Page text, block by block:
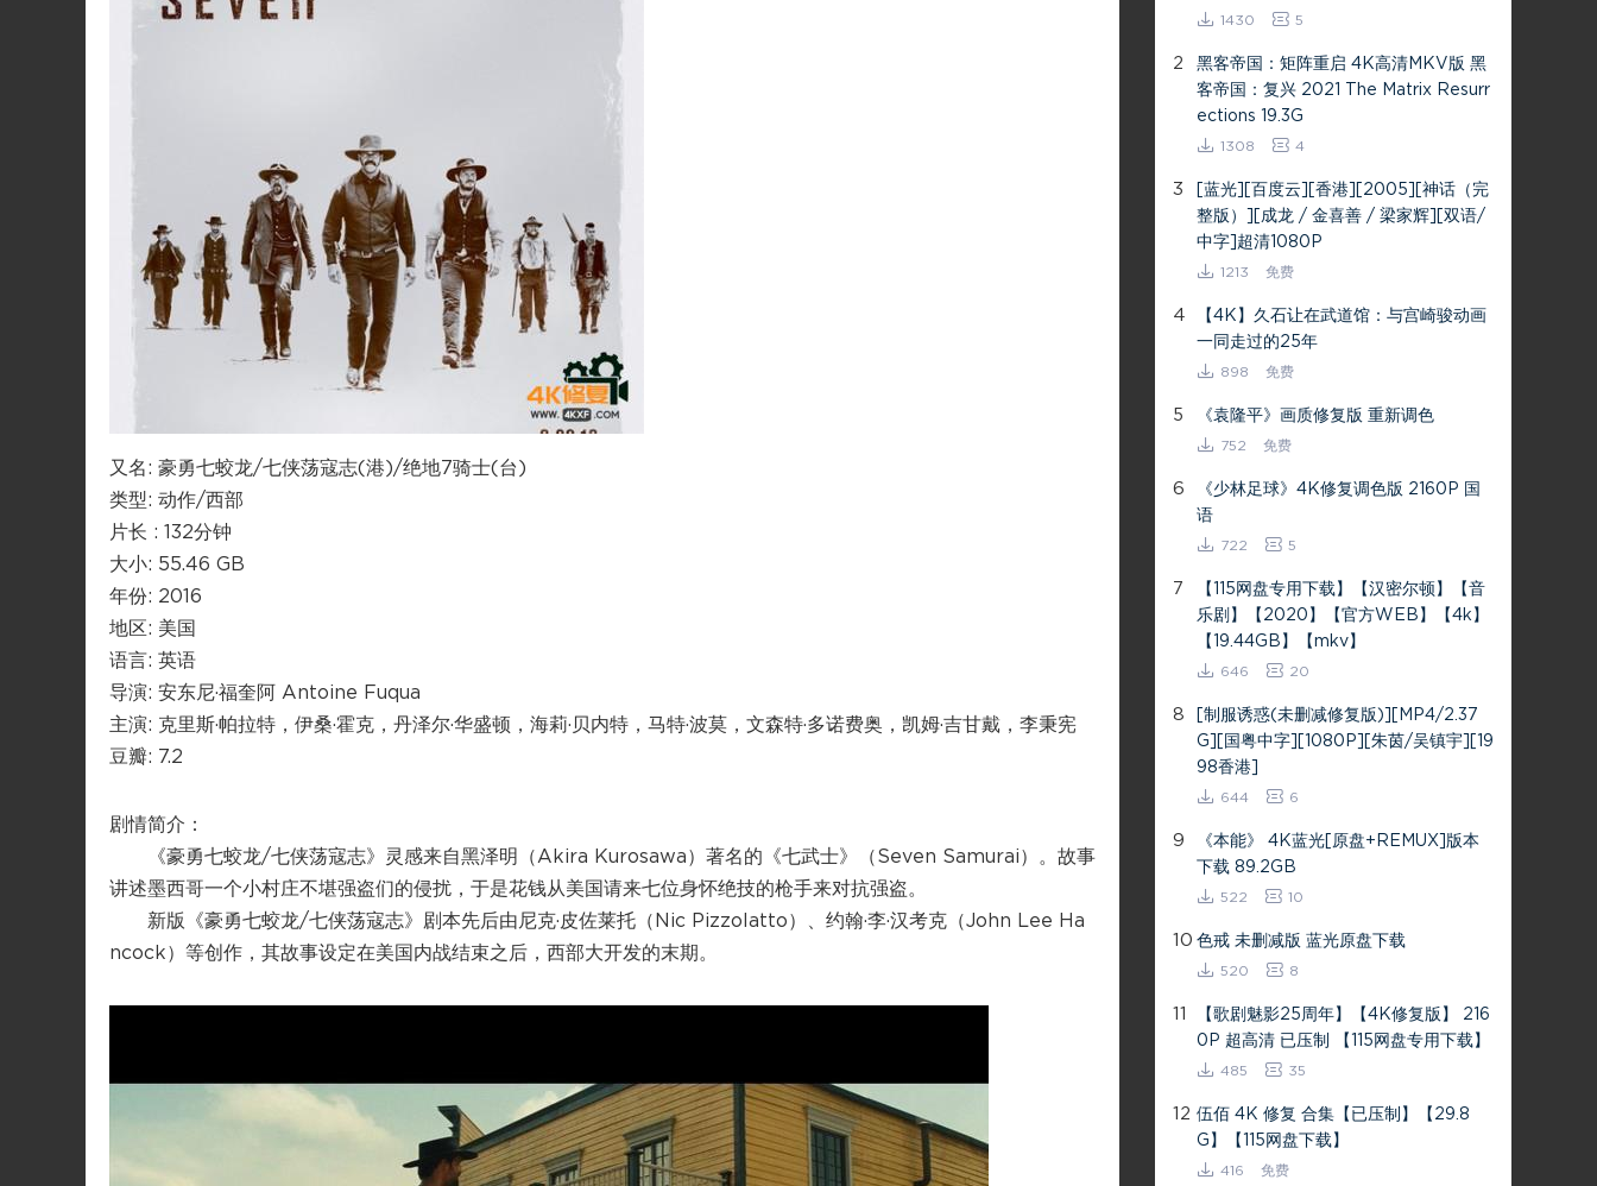
又名: 豪勇七蛟龙/七侠荡寇志(港)/绝地7骑士(台)
类型: 动作/西部
片长 : 132分钟
大小: 55.46 GB
年份: 2016
地区: 美国
语言: 英语
导演: 安东尼·福奎阿 Antoine Fuqua
主演: 克里斯·帕拉特，伊桑·霍克，丹泽尔·华盛顿，海莉·贝内特，马特·波莫，文森特·多诺费奥，凯姆·吉甘戴，李秉宪
豆瓣: 7.2
剧情简介：
《豪勇七蛟龙/七侠荡寇志》灵感来自黑泽明（Akira Kurosawa）著名的《七武士》（Seven Samurai）。故事
讲述墨西哥一个小村庄不堪强盗们的侵扰，于是花钱从美国请来七位身怀绝技的枪手来对抗强盗。
新版《豪勇七蛟龙/七侠荡寇志》剧本先后由尼克·皮佐莱托（Nic Pizzolatto）、约翰·李·汉考克（John Lee Ha
ncock）等创作，其故事设定在美国内战结束之后，西部大开发的末期。
1430 5
2
黑客帝国：矩阵重启 4K高清MKV版 黑
客帝国：复兴 2021 The Matrix Resurr
ections 19.3G
1308 4
3
[蓝光][百度云][香港][2005][神话（完
整版）][成龙 / 金喜善 / 梁家辉][双语/
中字]超清1080P
1213 免费
4
【4K】久石让在武道馆：与宫崎骏动画
一同走过的25年
898 免费
5 《袁隆平》画质修复版 重新调色
752 免费
6
《少林足球》4K修复调色版 2160P 国
语
722 5
7
【115网盘专用下载】【汉密尔顿】【音
乐剧】【2020】【官方WEB】【4k】
【19.44GB】【mkv】
646 20
8
[制服诱惑(未删减修复版)][MP4/2.37
G][国粤中字][1080P][朱茵/吴镇宇][19
98香港]
644 6
9
《本能》 4K蓝光[原盘+REMUX]版本
下载 89.2GB
522 10
10 色戒 未删减版 蓝光原盘下载
520 8
11
【歌剧魅影25周年】【4K修复版】 216
0P 超高清 已压制 【115网盘专用下载】
485 35
12 伍佰 4K 修复 合集【已压制】【29.8
G】【115网盘下载】
416 免费